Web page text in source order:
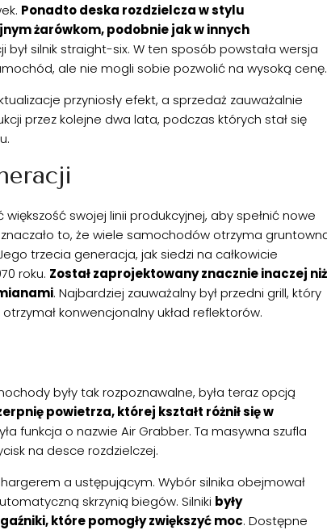
Ponadto deska rozdzielcza w stylu
żarówkom, podobnie jak w innych
był silnik straight-six. W ten sposób powstała wersja
ale nie mogli sobie pozwolić na wysoką cenę.
przyniosły efekt, a sprzedaż zauważalnie
przez kolejne dwa lata, podczas których stał się
swojej linii produkcyjnej, aby spełnić nowe
to, że wiele samochodów otrzyma
trzecia generacja, jak siedzi na całkowicie
roku. Został zaprojektowany znacznie inaczej niż
. Najbardziej zauważalny był przedni grill, który
konwencjonalny układ reflektorów.
były tak rozpoznawalne, była teraz opcją
powietrza, której kształt różnił się w
funkcja o nazwie Air Grabber. Ta masywna szufla
na desce rozdzielczej.
a ustępującym. Wybór silnika obejmował
skrzynią biegów. Silniki były
które pomogły zwiększyć moc. Dostępne